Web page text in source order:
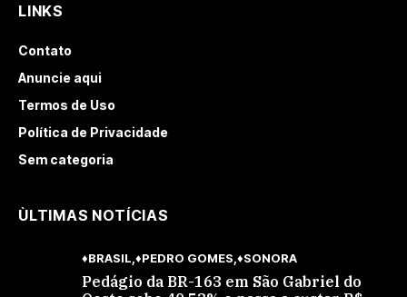
LINKS
Contato
Anuncie aqui
Termos de Uso
Política de Privacidade
Sem categoria
ÙLTIMAS NOTÍCIAS
♦BRASIL ♦PEDRO GOMES ♦SONORA
Pedágio da BR-163 em São Gabriel do